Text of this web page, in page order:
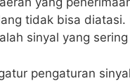
tidak bisa
sinyal yang
pengaturan